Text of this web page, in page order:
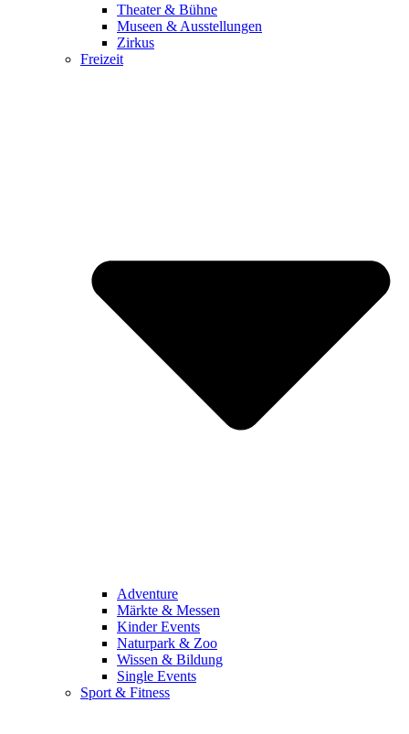
Theater & Bühne
Museen & Ausstellungen
Zirkus
Freizeit
Adventure
Märkte & Messen
Kinder Events
Naturpark & Zoo
Wissen & Bildung
Single Events
Sport & Fitness